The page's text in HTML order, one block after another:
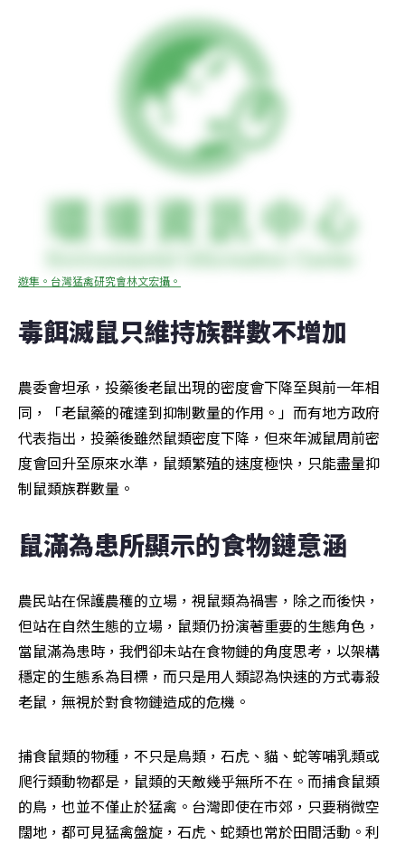
遊隼。台灣猛禽研究會林文宏攝。
毒餌滅鼠只維持族群數不增加
農委會坦承，投藥後老鼠出現的密度會下降至與前一年相
同，「老鼠藥的確達到抑制數量的作用。」而有地方政府
代表指出，投藥後雖然鼠類密度下降，但來年滅鼠周前密
度會回升至原來水準，鼠類繁殖的速度極快，只能盡量抑
制鼠類族群數量。
鼠滿為患所顯示的食物鏈意涵
農民站在保護農穫的立場，視鼠類為禍害，除之而後快，
但站在自然生態的立場，鼠類仍扮演著重要的生態角色，
當鼠滿為患時，我們卻未站在食物鏈的角度思考，以架構
穩定的生態系為目標，而只是用人類認為快速的方式毒殺
老鼠，無視於對食物鏈造成的危機。
捕食鼠類的物種，不只是鳥類，石虎、貓、蛇等哺乳類或
爬行類動物都是，鼠類的天敵幾乎無所不在。而捕食鼠類
的鳥，也並不僅止於猛禽。台灣即使在市郊，只要稍微空
闊地，都可見猛禽盤旋，石虎、蛇類也常於田間活動。利